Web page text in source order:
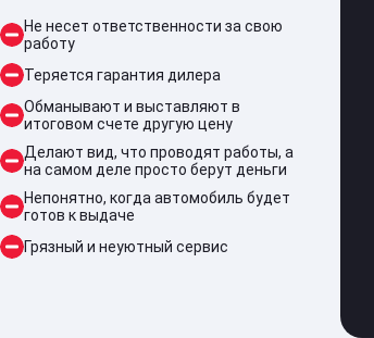
Не несет ответственности за свою
работу
Теряется гарантия дилера
Обманывают и выставляют в
итоговом счете другую цену
Делают вид, что проводят работы, а
на самом деле просто берут деньги
Непонятно, когда автомобиль будет
готов к выдаче
Грязный и неуютный сервис